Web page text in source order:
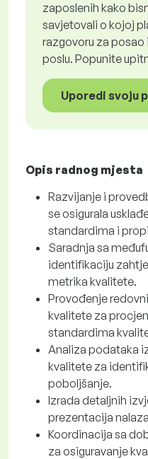
zaposlenih kako
savjetovali o kojoj
razgovoru za posao
poslu. Popunite
Uporedi svoju
Opis radnog mjesta
Razvijanje i
se osigurala
standardima i
Saradnja sa
identifikaciju
metrika kvalitete.
Provođenje
kvalitete za
standardima
Analiza podataka
kvalitete za
poboljšanje.
Izrada detaljnih
prezentacija
Koordinacija sa
za osiguravanje